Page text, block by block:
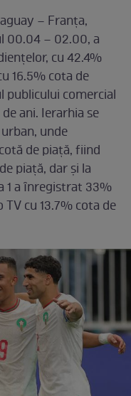
– Franţa,
00.04 – 02.00, a
cu 42.4%
16.5% cota de
publicului comercial
ani. Ierarhia se
unde
de piaţă, fiind
piaţă, dar și la
1 a ȋnregistrat 33%
cu 13.7% cota de